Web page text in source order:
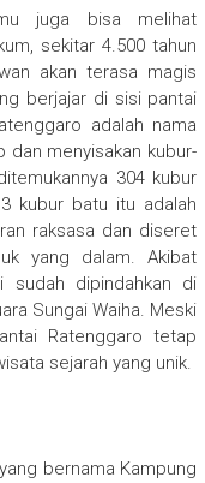
juga bisa melihat
sekitar 4.500 tahun
akan terasa magis
berjajar di sisi pantai
adalah nama
dan menyisakan kubur-
304 kubur
kubur batu itu adalah
raksasa dan diseret
yang dalam. Akibat
sudah dipindahkan di
Sungai Waiha. Meski
Ratenggaro tetap
sejarah yang unik.
bernama Kampung